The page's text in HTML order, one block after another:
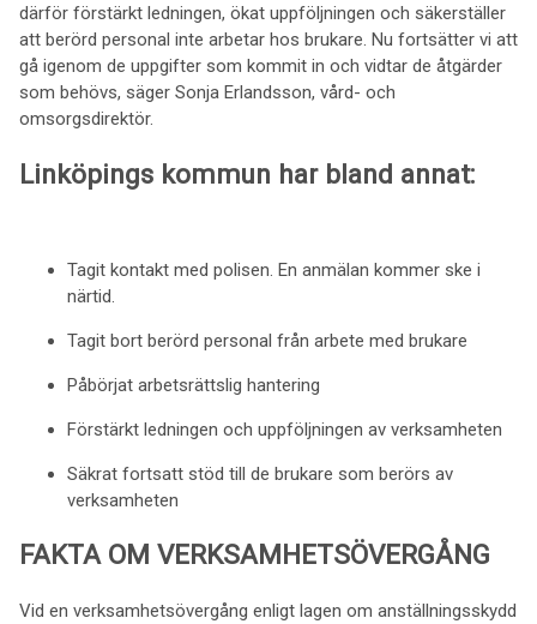
därför förstärkt ledningen, ökat uppföljningen och säkerställer
att berörd personal inte arbetar hos brukare. Nu fortsätter vi att
gå igenom de uppgifter som kommit in och vidtar de åtgärder
som behövs, säger Sonja Erlandsson, vård- och
omsorgsdirektör.
Linköpings kommun har bland annat:
Tagit kontakt med polisen. En anmälan kommer ske i
närtid.
Tagit bort berörd personal från arbete med brukare
Påbörjat arbetsrättslig hantering
Förstärkt ledningen och uppföljningen av verksamheten
Säkrat fortsatt stöd till de brukare som berörs av
verksamheten
FAKTA OM VERKSAMHETSÖVERGÅNG
Vid en verksamhetsövergång enligt lagen om anställningsskydd